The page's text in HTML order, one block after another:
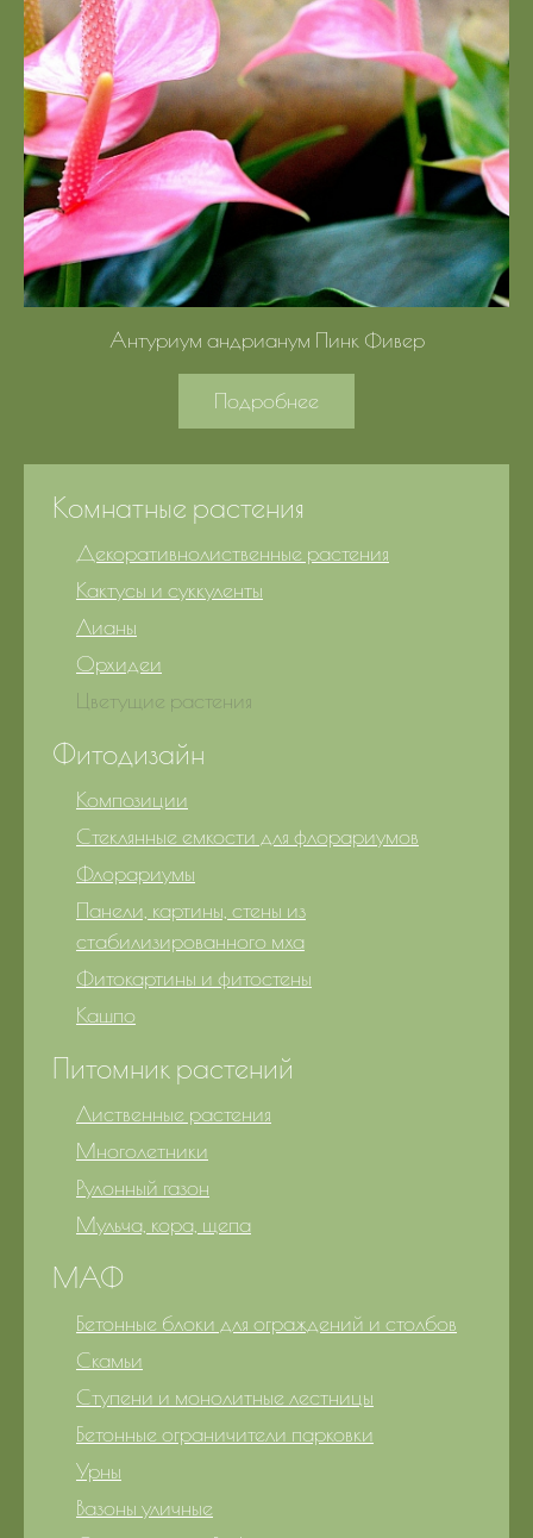
Антуриум андрианум Пинк Фивер
Подробнее
Комнатные растения
Декоративнолиственные растения
Кактусы и суккуленты
Лианы
Орхидеи
Цветущие растения
Фитодизайн
Композиции
Стеклянные емкости для флорариумов
Флорариумы
Панели, картины, стены из
стабилизированного мха
Фитокартины и фитостены
Кашпо
Питомник растений
Лиственные растения
Многолетники
Рулонный газон
Мульча, кора, щепа
МАФ
Бетонные блоки для ограждений и столбов
Скамьи
Ступени и монолитные лестницы
Бетонные ограничители парковки
Урны
Вазоны уличные